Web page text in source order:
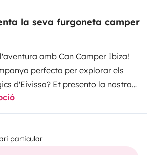
la seva furgoneta camper
amb Can Camper Ibiza!
perfecta per explorar els
d'Eivissa? Et presento la nostra
ideal entre comoditat,
furgoneta és perfecta per a
particular